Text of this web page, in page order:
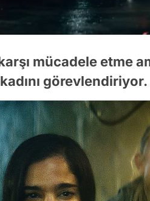
mücadele etme
görevlendiriyor.